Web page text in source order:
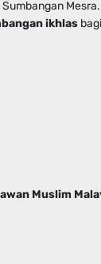
ikhlas
Muslim